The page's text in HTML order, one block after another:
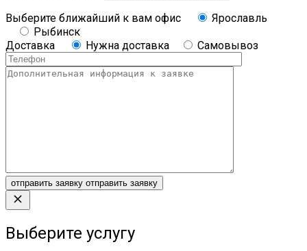
Выберите ближайший к вам офис
Ярославль
Рыбинск
Доставка
Нужна доставка Самовывоз
отправить заявку отправить заявку
Выберите услугу